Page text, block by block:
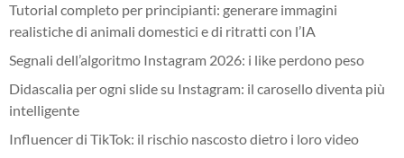
Tutorial completo per principianti: generare immagini
realistiche di animali domestici e di ritratti con l’IA
Segnali dell’algoritmo Instagram 2026: i like perdono peso
Didascalia per ogni slide su Instagram: il carosello diventa più
intelligente
Influencer di TikTok: il rischio nascosto dietro i loro video